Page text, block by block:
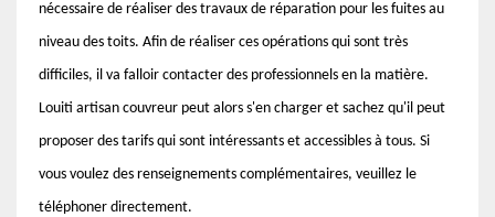
nécessaire de réaliser des travaux de réparation pour les fuites au
niveau des toits. Afin de réaliser ces opérations qui sont très
difficiles, il va falloir contacter des professionnels en la matière.
Louiti artisan couvreur peut alors s'en charger et sachez qu'il peut
proposer des tarifs qui sont intéressants et accessibles à tous. Si
vous voulez des renseignements complémentaires, veuillez le
téléphoner directement.